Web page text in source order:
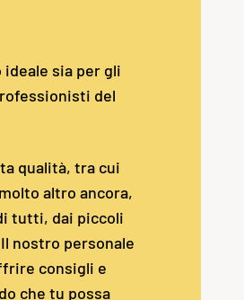
ideale sia per gli
del
qualità, tra cui
altro ancora,
tutti, dai piccoli
nostro personale
consigli e
che tu possa